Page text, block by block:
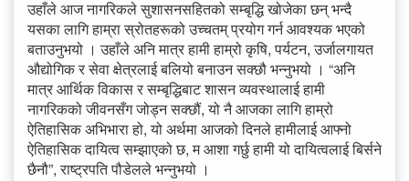
उहाँले आज नागरिकले सुशासनसहितको सम्बृद्धि खोजेका छन् भन्दै
यसका लागि हाम्रा स्रोतहरूको उच्चतम् प्रयोग गर्न आवश्यक भएको
बताउनुभयो । उहाँले अनि मात्र हामी हाम्रो कृषि, पर्यटन, उर्जालगायत
औद्योगिक र सेवा क्षेत्रलाई बलियो बनाउन सक्छौ भन्नुभयो । “अनि
मात्र आर्थिक विकास र सम्बृद्धिबाट शासन व्यवस्थालाई हामी
नागरिकको जीवनसँग जोड्न सक्छौं, यो नै आजका लागि हाम्रो
ऐतिहासिक अभिभारा हो, यो अर्थमा आजको दिनले हामीलाई आफ्नो
ऐतिहासिक दायित्व सम्झाएको छ, म आशा गर्छु हामी यो दायित्वलाई बिर्सने
छैनौ”, राष्ट्रपति पौडेलले भन्नुभयो ।